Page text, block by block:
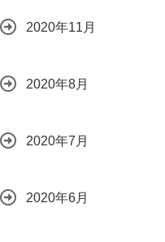
2020年11月
2020年8月
2020年7月
2020年6月